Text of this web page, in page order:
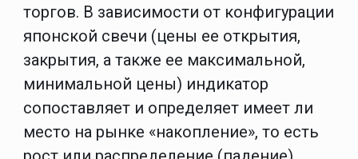
торгов. В зависимости от конфигурации
японской свечи (цены ее открытия,
закрытия, а также ее максимальной,
минимальной цены) индикатор
сопоставляет и определяет имеет ли
место на рынке «накопление», то есть